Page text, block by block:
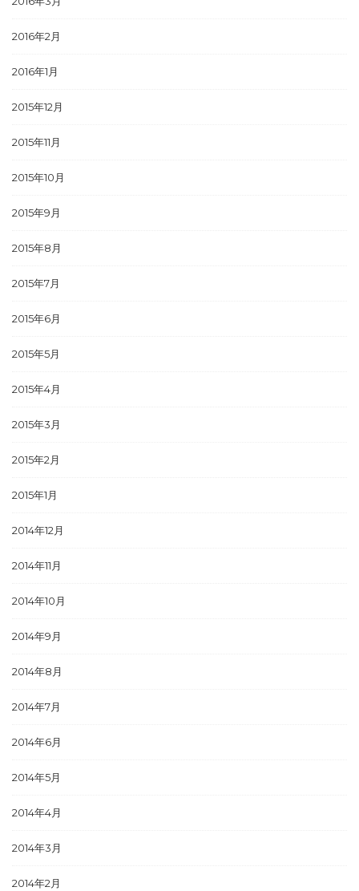
2016年2月
2016年1月
2015年12月
2015年11月
2015年10月
2015年9月
2015年8月
2015年7月
2015年6月
2015年5月
2015年4月
2015年3月
2015年2月
2015年1月
2014年12月
2014年11月
2014年10月
2014年9月
2014年8月
2014年7月
2014年6月
2014年5月
2014年4月
2014年3月
2014年2月